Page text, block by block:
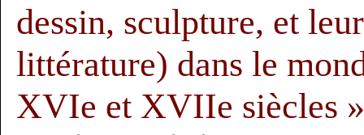
dessin, sculpture, et
littérature) dans le
XVIe et XVIIe siècles »